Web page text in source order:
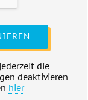
die
deaktivieren
hier